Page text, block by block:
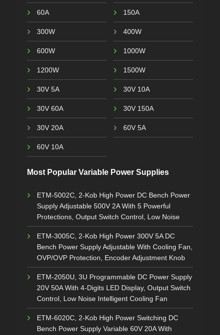
60A 150A
300W 400W
600W 1000W
1200W 1500W
30V 5A 30V 10A
30V 60A 30V 150A
30V 20A 60V 5A
60V 10A
Most Popular Variable Power Supplies
ETM-5002C, 2-Kob High Power DC Bench Power
Supply Adjustable 500V 2A With 5 Powerful
Protections, Output Switch Control, Low Noise
ETM-3005C, 2-Kob High Power 300V 5A DC
Bench Power Supply Adjustable With Cooling Fan,
OVP/OVP Protection, Encoder Adjustment Knob
ETM-2050U, 3U Programmable DC Power Supply
20V 50A With 4-Digits LED Display, Output Switch
Control, Low Noise Intelligent Cooling Fan
ETM-6020C, 2-Kob High Power Switching DC
Bench Power Supply Variable 60V 20A With